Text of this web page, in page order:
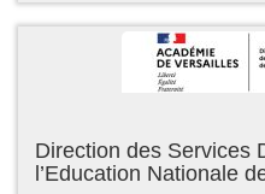
Direction des Services
l’Education Nationale